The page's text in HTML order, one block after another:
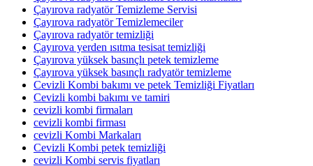
Çayırova radyatör Temizleme Servisi
Çayırova radyatör Temizlemeciler
Çayırova radyatör temizliği
Çayırova yerden ısıtma tesisat temizliği
Çayırova yüksek basınçlı petek temizleme
Çayırova yüksek basınçlı radyatör temizleme
Cevizli Kombi bakımı ve petek Temizliği Fiyatları
Cevizli kombi bakımı ve tamiri
cevizli kombi firmaları
cevizli kombi firması
cevizli Kombi Markaları
Cevizli Kombi petek temizliği
cevizli Kombi servis fiyatları